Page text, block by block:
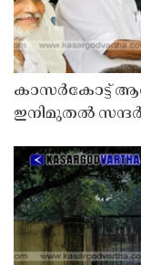
കാസർകോട്ട്
ഇനിമുതൽ